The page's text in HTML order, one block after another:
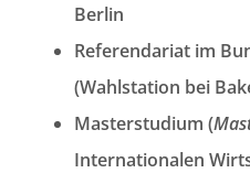
Berlin
Referendariat im
(Wahlstation bei
Masterstudium (
Internationalen